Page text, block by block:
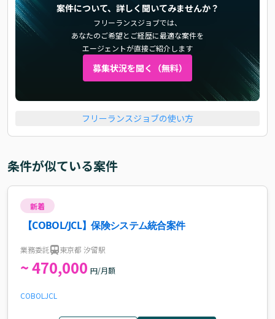
案件について、詳しく聞いてみませんか？
フリーランスジョブでは、
あなたのご希望とご経歴に最適な案件を
エージェントが直接ご紹介します
募集状況を聞く（無料）
フリーランスジョブの使い方
条件が似ている案件
新着
【COBOL/JCL】保険システム統合案件
業務委託 東京都 汐留駅
~ 470,000 円/月額
COBOL JCL